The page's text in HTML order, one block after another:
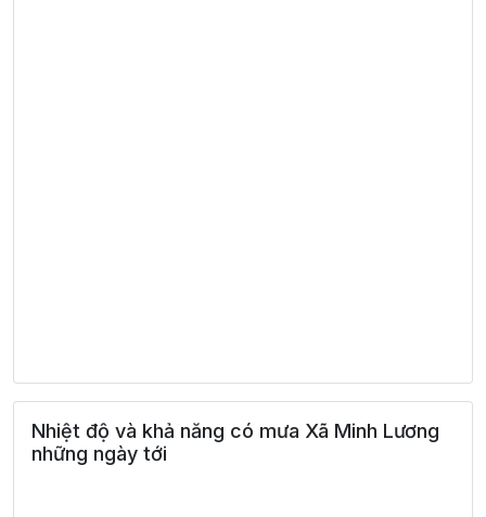
Nhiệt độ và khả năng có mưa Xã Minh Lương
những ngày tới